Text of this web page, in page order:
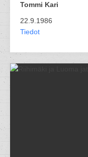
Tommi Kari
22.9.1986
Tiedot